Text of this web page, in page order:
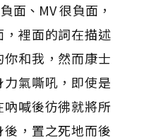
面、MV 很負面，
裡面的詞在描述
和我，然而康士
氣嘶吼，即使是
喊後彷彿就將所
，置之死地而後